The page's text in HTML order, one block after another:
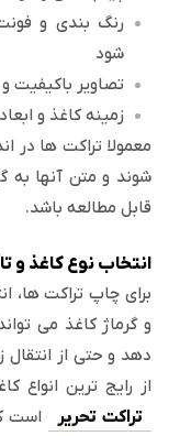
رنگ بندی و
شود
تصاویر باکیفیت
زمینه کاغذ و
شوند و متن آنها به
قابل مطالعه باشد.
انتخاب نوع کاغذ و
برای چاپ تراکت ها،
و گرماژ کاغذ می
دهد و حتی از انتقال
از رایج ترین انواع
تراکت تحریر
است